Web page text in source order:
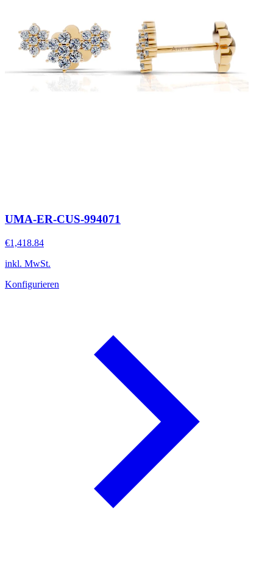
UMA-ER-CUS-994071
€1,418.84
inkl. MwSt.
Konfigurieren